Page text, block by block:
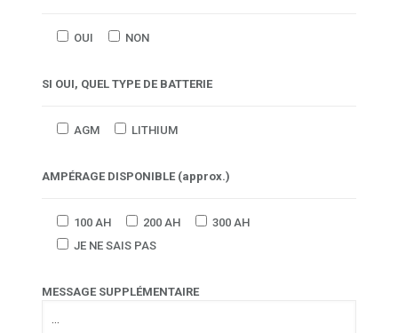
OUI NON
SI OUI, QUEL TYPE DE BATTERIE
AGM LITHIUM
AMPÉRAGE DISPONIBLE (approx.)
100 AH 200 AH
300 AH
JE NE SAIS PAS
MESSAGE SUPPLÉMENTAIRE